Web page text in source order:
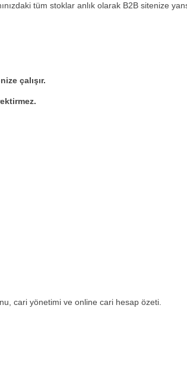
tüm stoklar anlık olarak B2B sitenize
çalışır.
cari yönetimi ve online cari hesap özeti.